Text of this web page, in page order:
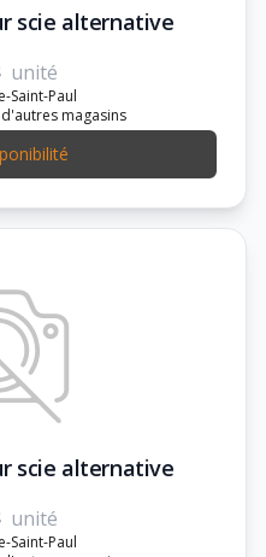
scie alternative
unité
Saint-Paul
magasins
scie alternative
unité
Saint-Paul